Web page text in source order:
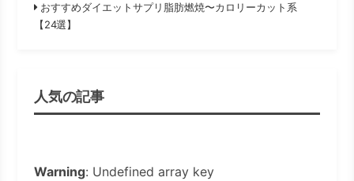
おすすめダイエットサプリ脂肪燃焼〜カロリーカット系
【24選】
人気の記事
Warning: Undefined array key